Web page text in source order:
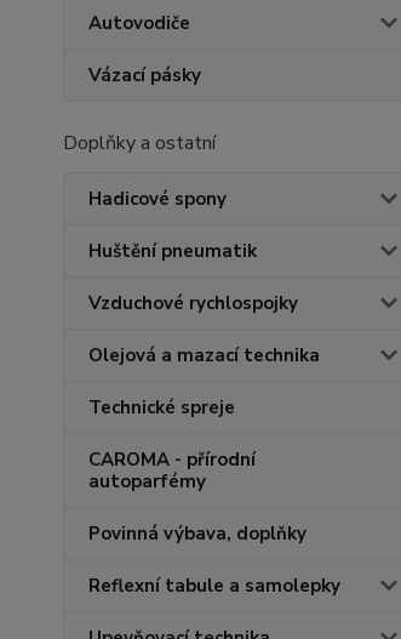
Autovodiče
Vázací pásky
Doplňky a ostatní
Hadicové spony
Huštění pneumatik
Vzduchové rychlospojky
Olejová a mazací technika
Technické spreje
CAROMA - přírodní
autoparfémy
Povinná výbava, doplňky
Reflexní tabule a samolepky